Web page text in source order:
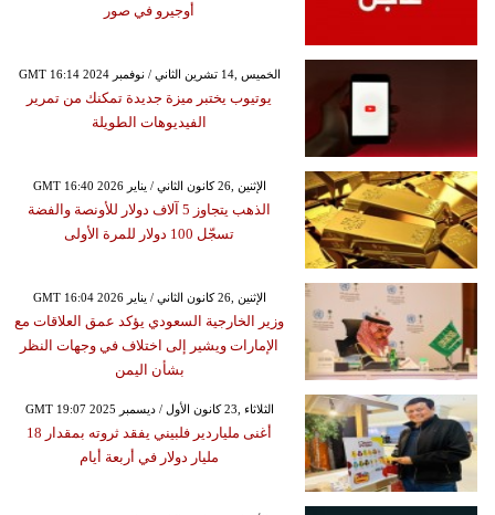
أوجيرو في صور
GMT 16:14 2024 الخميس ,14 تشرين الثاني / نوفمبر
يوتيوب يختبر ميزة جديدة تمكنك من تمرير
الفيديوهات الطويلة
GMT 16:40 2026 الإثنين ,26 كانون الثاني / يناير
الذهب يتجاوز 5 آلاف دولار للأونصة والفضة
تسجّل 100 دولار للمرة الأولى
GMT 16:04 2026 الإثنين ,26 كانون الثاني / يناير
وزير الخارجية السعودي يؤكد عمق العلاقات مع
الإمارات ويشير إلى اختلاف في وجهات النظر
بشأن اليمن
GMT 19:07 2025 الثلاثاء ,23 كانون الأول / ديسمبر
أغنى ملياردير فلبيني يفقد ثروته بمقدار 18
مليار دولار في أربعة أيام